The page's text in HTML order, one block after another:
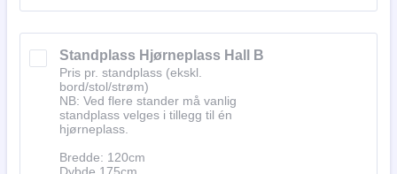
Standplass Hjørneplass Hall B
Pris pr. standplass (ekskl.
bord/stol/strøm)
NB: Ved flere stander må vanlig
standplass velges i tillegg til én
hjørneplass.
Bredde: 120cm